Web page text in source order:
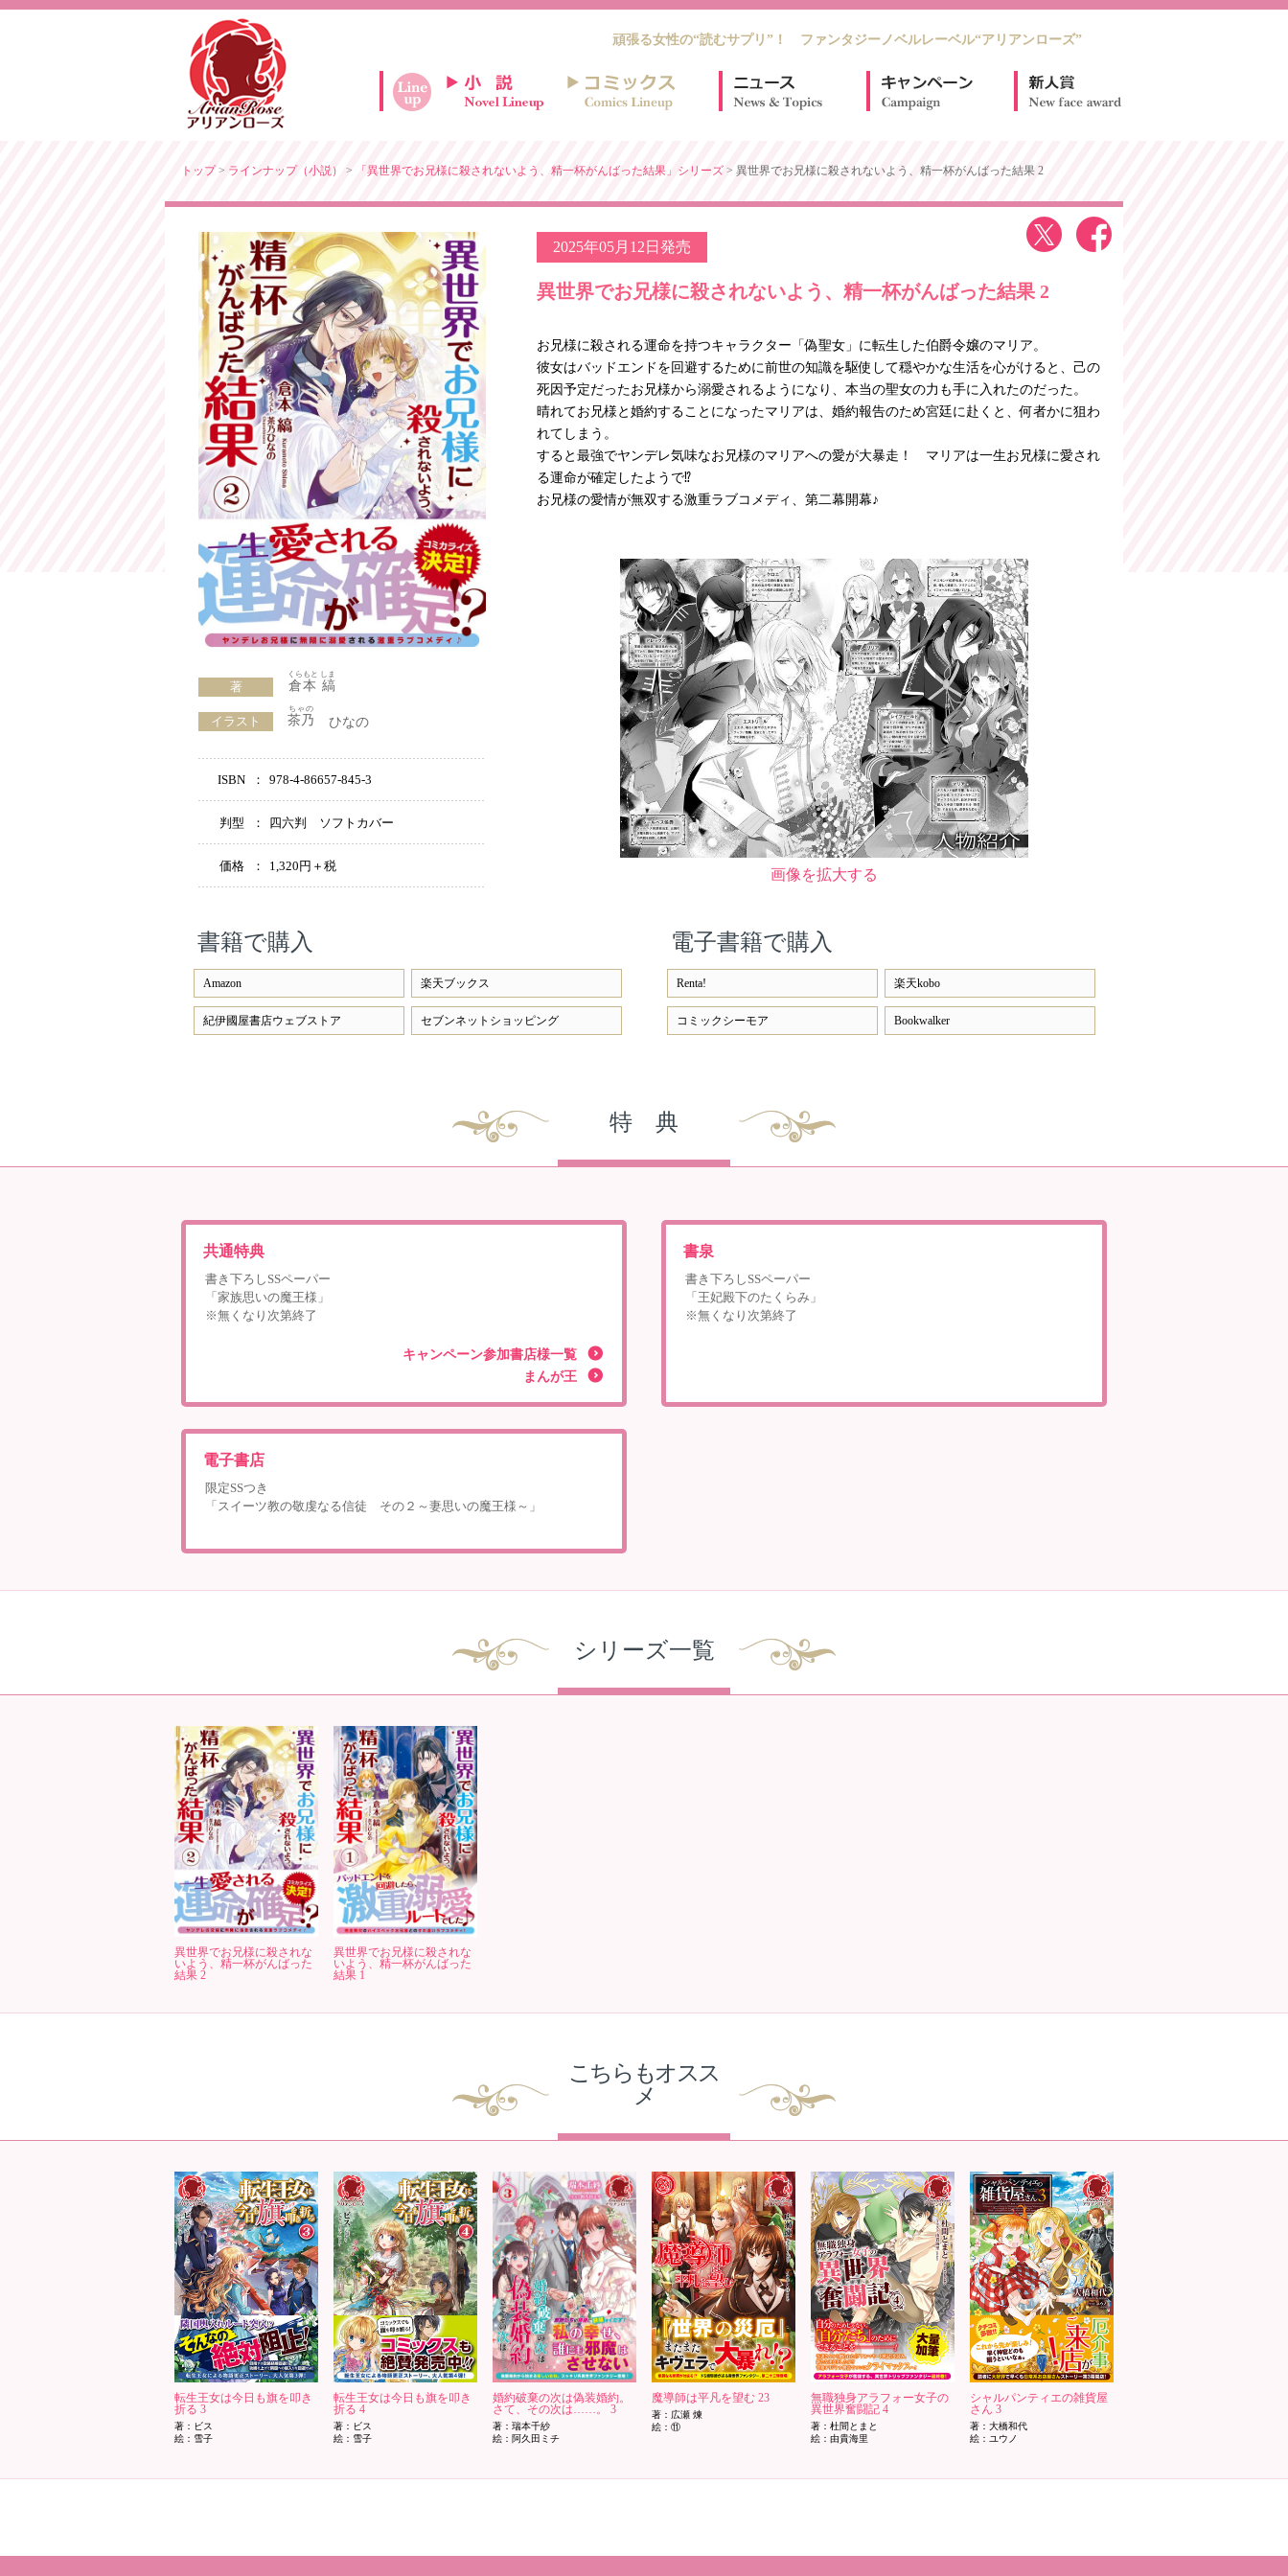
頑張る女性の“読むサプリ”！ ファンタジーノベルレーベル“アリアンローズ”
トップ> ラインナップ（小説） > 「異世界でお兄様に殺されないよう、精一杯がんばった結果」シリーズ> 異世界でお兄様に殺されないよう、精一杯がんばった結果 2
2025年05月12日発売
異世界でお兄様に殺されないよう、精一杯がんばった結果 2
著 倉本 縞
くらもと しま
イラスト 茶乃
ちゃの
ひなの
ISBN ： 978-4-86657-845-3
判型 ： 四六判 ソフトカバー
価格 ： 1,320円＋税
お兄様に殺される運命を持つキャラクター「偽聖女」に転生した伯爵令嬢のマリア。
彼女はバッドエンドを回避するために前世の知識を駆使して穏やかな生活を心がけると、己の
死因予定だったお兄様から溺愛されるようになり、本当の聖女の力も手に入れたのだった。
晴れてお兄様と婚約することになったマリアは、婚約報告のため宮廷に赴くと、何者かに狙わ
れてしまう。
すると最強でヤンデレ気味なお兄様のマリアへの愛が大暴走！ マリアは一生お兄様に愛され
る運命が確定したようで⁉
お兄様の愛情が無双する激重ラブコメディ、第二幕開幕♪
画像を拡大する
書籍で購入
Amazon 楽天ブックス
紀伊國屋書店ウェブストア セブンネットショッピング
電子書籍で購入
Renta! 楽天kobo
コミックシーモア Bookwalker
特 典
共通特典
書き下ろしSSペーパー
「家族思いの魔王様」
※無くなり次第終了
キャンペーン参加書店様一覧
まんが王
書泉
書き下ろしSSペーパー
「王妃殿下のたくらみ」
※無くなり次第終了
電子書店
限定SSつき
「スイーツ教の敬虔なる信徒 その２～妻思いの魔王様～」
シリーズ一覧
異世界でお兄様に殺されな
いよう、精一杯がんばった
結果 2
異世界でお兄様に殺されな
いよう、精一杯がんばった
結果 1
こちらもオスス
メ
転生王女は今日も旗を叩き
折る 3
著：ビス
絵：雪子
転生王女は今日も旗を叩き
折る 4
著：ビス
絵：雪子
婚約破棄の次は偽装婚約。
さて、その次は……。 3
著：瑞本千紗
絵：阿久田ミチ
魔導師は平凡を望む 23
著：広瀬 煉
絵：⑪
無職独身アラフォー女子の
異世界奮闘記 4
著：杜間とまと
絵：由貴海里
シャルパンティエの雑貨屋
さん 3
著：大橋和代
絵：ユウノ